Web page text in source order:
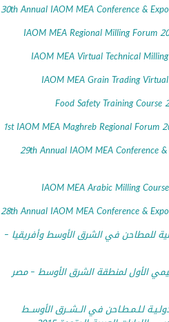
30th Annual IAOM MEA Conference &
IAOM MEA Regional Milling Forum
IAOM MEA Virtual Technical
IAOM MEA Grain Trading
Food Safety Training Course
1st IAOM MEA Maghreb Regional Forum
29th Annual IAOM MEA Conference
IAOM MEA Arabic Milling
28th Annual IAOM MEA Conference &
للمطاحن في الشرق الأوسط وأفريقيا –
الأول لمنطقة الشرق الأوسط – مصر
لـلـمـطـاحن في الــشــرق الأوســط